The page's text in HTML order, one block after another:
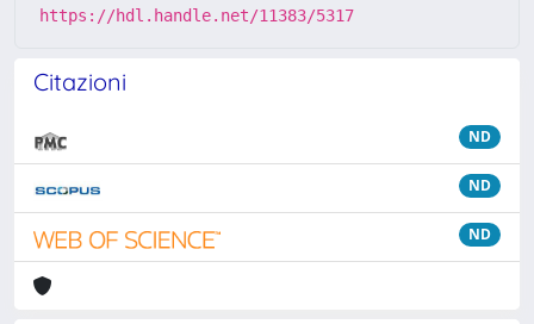
https://hdl.handle.net/11383/5317
Citazioni
ND
ND
ND